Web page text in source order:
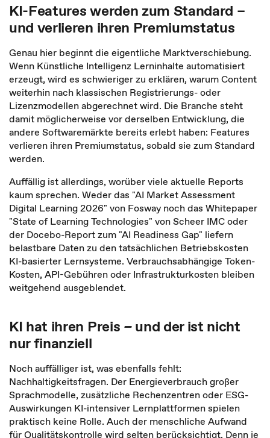
KI-Features werden zum Standard –
und verlieren ihren Premiumstatus
Genau hier beginnt die eigentliche Marktverschiebung.
Wenn Künstliche Intelligenz Lerninhalte automatisiert
erzeugt, wird es schwieriger zu erklären, warum Content
weiterhin nach klassischen Registrierungs- oder
Lizenzmodellen abgerechnet wird. Die Branche steht
damit möglicherweise vor derselben Entwicklung, die
andere Softwaremärkte bereits erlebt haben: Features
verlieren ihren Premiumstatus, sobald sie zum Standard
werden.
Auffällig ist allerdings, worüber viele aktuelle Reports
kaum sprechen. Weder das "AI Market Assessment
Digital Learning 2026" von Fosway noch das Whitepaper
"State of Learning Technologies" von Scheer IMC oder
der Docebo-Report zum "AI Readiness Gap" liefern
belastbare Daten zu den tatsächlichen Betriebskosten
KI-basierter Lernsysteme. Verbrauchsabhängige Token-
Kosten, API-Gebühren oder Infrastrukturkosten bleiben
weitgehend ausgeblendet.
KI hat ihren Preis –und der ist nicht
nur finanziell
Noch auffälliger ist, was ebenfalls fehlt:
Nachhaltigkeitsfragen. Der Energieverbrauch großer
Sprachmodelle, zusätzliche Rechenzentren oder ESG-
Auswirkungen KI-intensiver Lernplattformen spielen
praktisch keine Rolle. Auch der menschliche Aufwand
für Qualitätskontrolle wird selten berücksichtigt. Denn je